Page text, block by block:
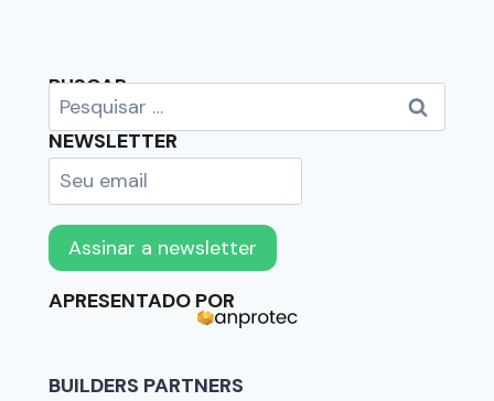
BUSCAR
NEWSLETTER
APRESENTADO POR
BUILDERS PARTNERS